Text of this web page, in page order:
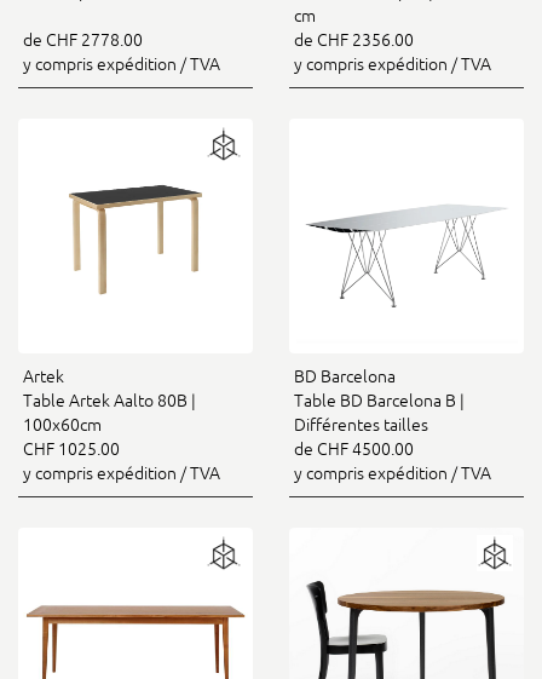
de CHF 2778.00
y compris expédition / TVA
cm
de CHF 2356.00
y compris expédition / TVA
Artek
Table Artek Aalto 80B |
100x60cm
CHF 1025.00
y compris expédition / TVA
BD Barcelona
Table BD Barcelona B |
Différentes tailles
de CHF 4500.00
y compris expédition / TVA